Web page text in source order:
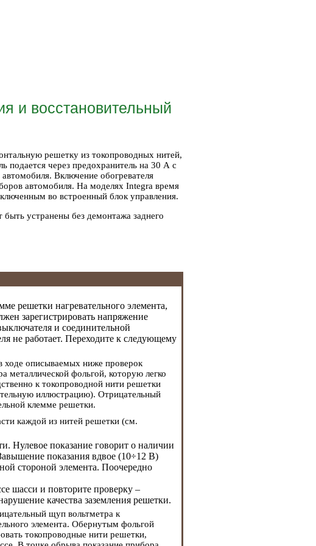
и восстановительный
решетку из токопроводных нитей,
подается через предохранитель на 30 А с
Включение обогревателя
автомобиля. На моделях Integra время
во встроенный блок управления.
устранены без демонтажа заднего
решетки нагревательного элемента,
зарегистрировать напряжение
и соединительной
не работает. Переходите к следующему
ходе описываемых ниже проверок
металлической фольгой, которую легко
к токопроводной нити решетки
иллюстрацию). Отрицательный
клемме решетки.
каждой из нитей решетки (см.
Нулевое показание говорит о наличии
показания вдвое (10÷12 В)
стороной элемента. Поочередно
шасси и повторите проверку –
качества заземления решетки.
щуп вольтметра к
элемента. Обернутым фольгой
токопроводные нити решетки,